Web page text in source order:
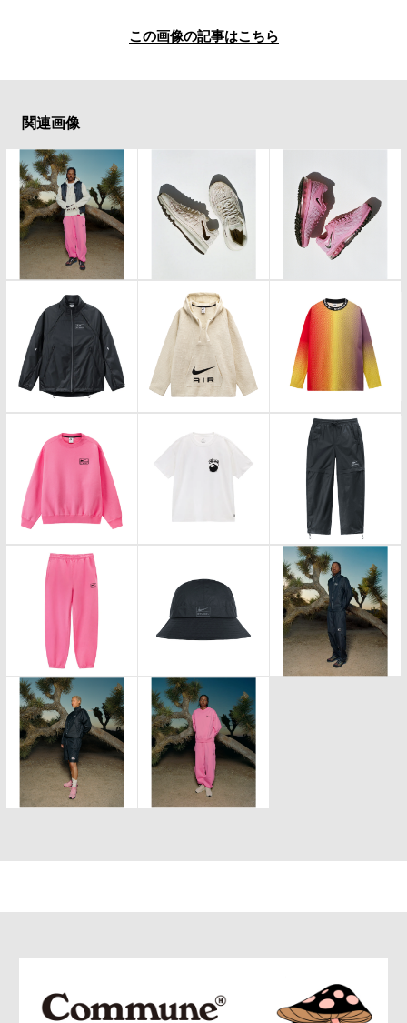
この画像の記事はこちら
関連画像